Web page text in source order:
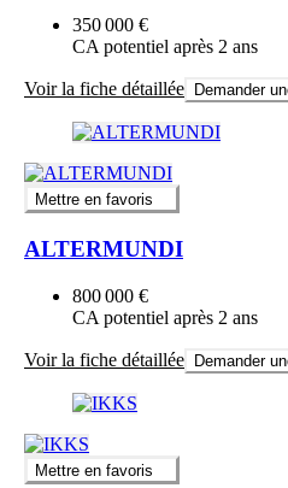
350 000 €
CA potentiel après 2 ans
Voir la fiche détaillée Demander
Mettre en favoris
ALTERMUNDI
800 000 €
CA potentiel après 2 ans
Voir la fiche détaillée Demander
Mettre en favoris